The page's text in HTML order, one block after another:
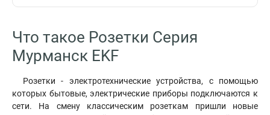
Что такое Розетки Серия
Мурманск EKF
Розетки - электротехнические устройства, с помощью
которых бытовые, электрические приборы подключаются к
сети. На смену классическим розеткам пришли новые